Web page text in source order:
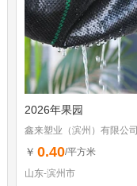
2026年果园
鑫来塑业（滨州）有限公司
￥ 0.40/平方米
山东-滨州市